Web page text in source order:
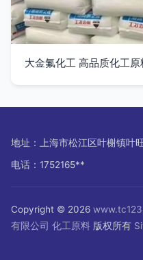
大金氟化工 高品质化工
地址：上海市松江区叶榭镇叶
电话：1752165**
Copyright © 2026
有限公司 化工原料 版权所有